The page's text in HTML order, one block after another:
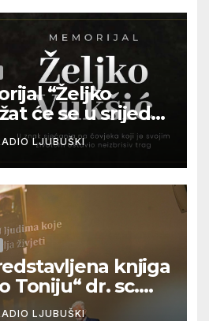
“Željko
će se u srijedu
u Otoku
LJUBUŠKI
knjiga
Toniju“ dr. sc.
LJUBUŠKI